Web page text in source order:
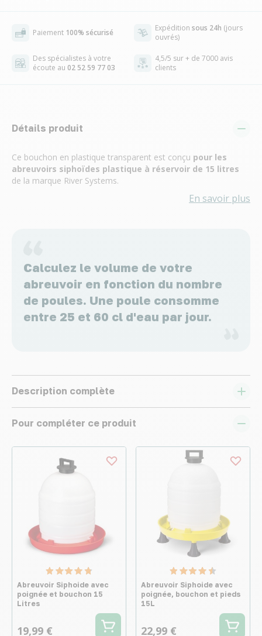
Paiement 100% sécurisé Expédition sous 24h (jours
ouvrés)
Des spécialistes à votre
écoute au 02 52 59 77 03
4,5/5 sur + de 7000 avis
clients
Détails produit
Ce bouchon en plastique transparent est conçu pour les
abreuvoirs siphoïdes plastique à réservoir de 15 litres
de la marque River Systems.
En savoir plus
Calculez le volume de votre
abreuvoir en fonction du nombre
de poules. Une poule consomme
entre 25 et 60 cl d'eau par jour.
Description complète
Pour compléter ce produit
Abreuvoir Siphoide avec
poignée et bouchon 15
Litres
19,99 €
Abreuvoir Siphoide avec
poignée, bouchon et pieds
15L
22,99 €